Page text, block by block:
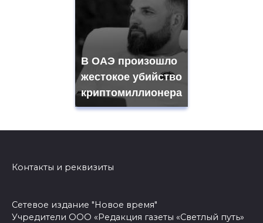
В ОАЭ произошло
жестокое убийство
криптомиллионера
Контакты и реквизиты
Сетевое издание "Новое время"
Учредители ООО «Редакция газеты «Светлый путь»